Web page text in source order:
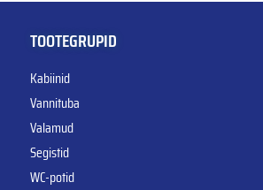
TOOTEGRUPID
Kabiinid
Vannituba
Valamud
Segistid
WC-potid